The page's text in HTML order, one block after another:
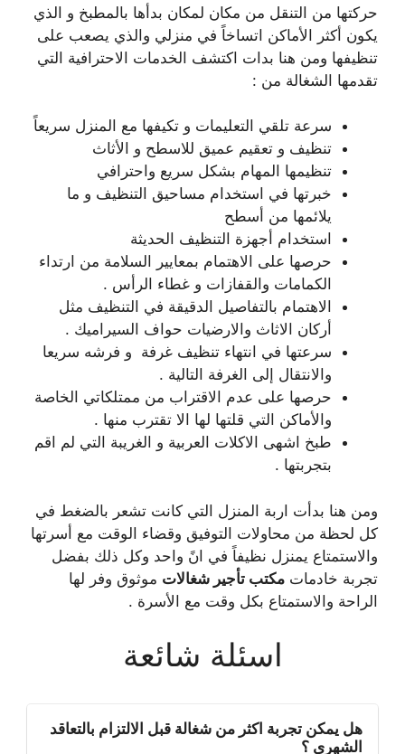
حركتها من التنقل من مكان لمكان بدأها بالمطبخ و الذي
يكون أكثر الأماكن اتساخاً في منزلي والذي يصعب على
تنظيفها ومن هنا بدات اكتشف الخدمات الاحترافية التي
تقدمها الشغالة من :
سرعة تلقي التعليمات و تكيفها مع المنزل سريعاً
تنظيف و تعقيم عميق للاسطح و الأثاث
تنظيمها المهام بشكل سريع واحترافي
خبرتها في استخدام مساحيق التنظيف و ما
يلائمها من أسطح
استخدام أجهزة التنظيف الحديثة
حرصها على الاهتمام بمعايير السلامة من ارتداء
الكمامات والقفازات و غطاء الرأس .
الاهتمام بالتفاصيل الدقيقة في التنظيف مثل
أركان الاثاث والارضيات حواف السيراميك .
سرعتها في انتهاء تنظيف غرفة و فرشه سريعا
والانتقال إلى الغرفة التالية .
حرصها على عدم الاقتراب من ممتلكاتي الخاصة
والأماكن التي قلتها لها الا تقترب منها .
طبخ اشهى الاكلات العربية و الغريبة التي لم اقم
بتجربتها .
ومن هنا بدأت اربة المنزل التي كانت تشعر بالضغط في
كل لحظة من محاولات التوفيق وقضاء الوقت مع أسرتها
والاستمتاع يمنزل نظيفاً في انً واحد وكل ذلك بفضل
تجربة خادمات مكتب تأجير شغالات موثوق وفر لها
الراحة والاستمتاع بكل وقت مع الأسرة .
اسئلة شائعة
هل يمكن تجربة اكثر من شغالة قبل الالتزام بالتعاقد
الشهري ؟